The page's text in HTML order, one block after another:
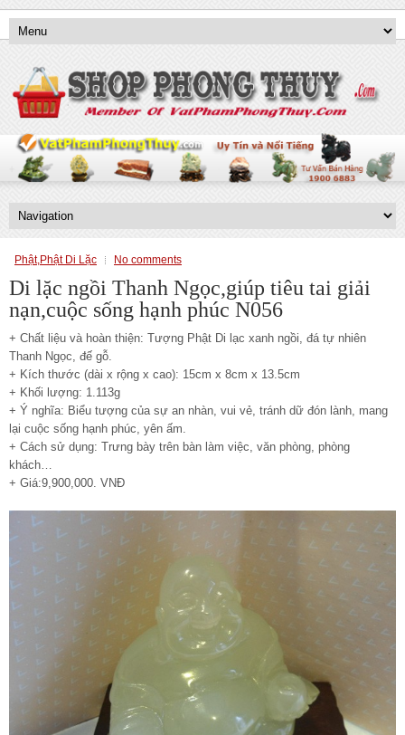
Phật,Phật Di Lặc No comments
Di lặc ngồi Thanh Ngọc,giúp tiêu tai giải
nạn,cuộc sống hạnh phúc N056
+ Chất liệu và hoàn thiện: Tượng Phật Di lạc xanh ngồi, đá tự nhiên
Thanh Ngọc, đế gỗ.
+ Kích thước (dài x rộng x cao): 15cm x 8cm x 13.5cm
+ Khối lượng: 1.113g
+ Ý nghĩa: Biểu tượng của sự an nhàn, vui vẻ, tránh dữ đón lành, mang
lại cuộc sống hạnh phúc, yên ấm.
+ Cách sử dụng: Trưng bày trên bàn làm việc, văn phòng, phòng
khách…
+ Giá:9,900,000. VNĐ